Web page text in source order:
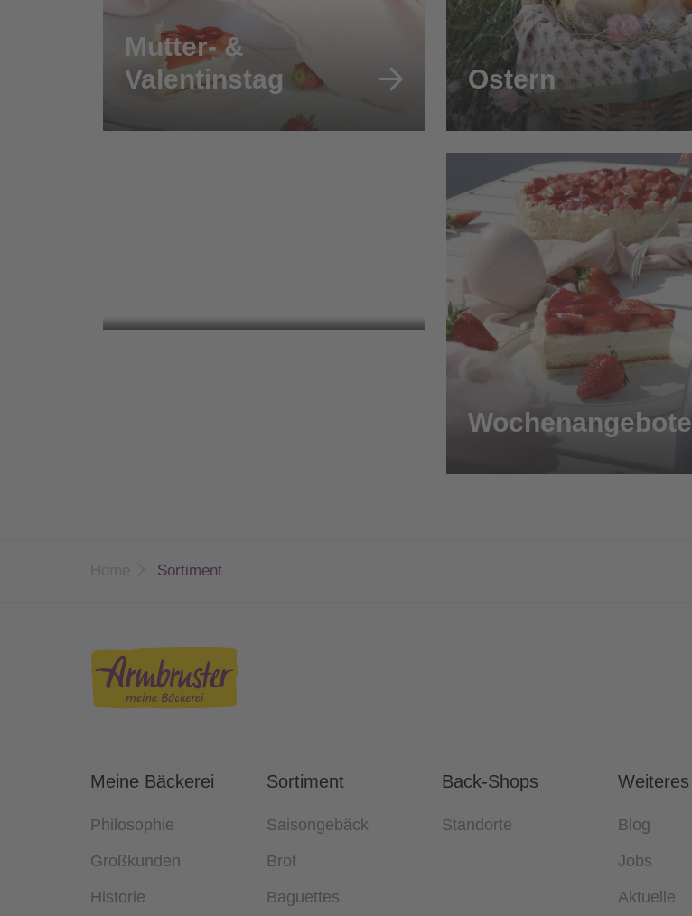
Mutter- &
Valentinstag
Ostern
Wochenangebote
Sortiment
Meine Bäckerei
Philosophie
Großkunden
Historie
Sortiment
Saisongebäck
Brot
Baguettes
Back-Shops
Standorte
Weiteres
Blog
Jobs
Aktuelle